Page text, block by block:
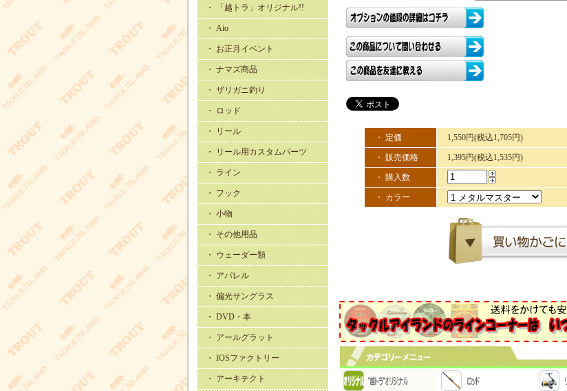
・ 「越トラ」オリジナル!!
・ Aio
・ お正月イベント
・ ナマズ商品
・ ザリガニ釣り
・ ロッド
・ リール
・ リール用カスタムパーツ
・ ライン
・ フック
・ 小物
・ その他用品
・ ウェーダー類
・ アパレル
・ 偏光サングラス
・ DVD・本
・ アールグラット
・ IOSファクトリー
・ アーキテクト
・ 定価 1,550円(税込1,705円)
・ 販売価格 1,395円(税込1,535円)
・ 購入数
・ カラー